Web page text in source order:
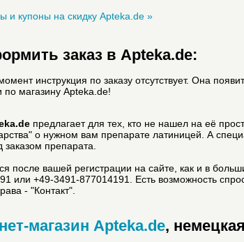
и купоны на скидку Apteka.de »
заказ в Apteka.de:
инструкция по заказу отсутствует. Она
магазину Apteka.de!
предлагает для тех, кто не нашел на её
о нужном вам препарате латиницей. А
препарата.
после вашей регистрации на сайте, как и в
или +49-3491-877014191. Есть возможность
- "Контакт".
магазин Apteka.de,